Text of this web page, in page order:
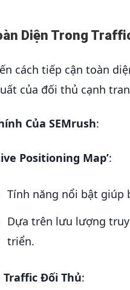
Diện Trong
cách tiếp cận toàn
của đối thủ cạnh
Của SEMrush:
Positioning Map’:
Tính năng nổi bật giúp
Dựa trên lưu lượng
triển.
Traffic Đối Thủ: